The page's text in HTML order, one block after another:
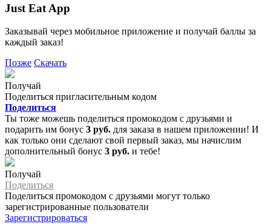
Just Eat App
Заказывай через мобильное приложение и получай баллы за
каждый заказ!
Позже Скачать
Получай
Поделиться пригласительным кодом
Поделиться
Ты тоже можешь поделиться промокодом с друзьями и
подарить им бонус 3 руб. для заказа в нашем приложении! И
как только они сделают свой первый заказ, мы начислим
дополнительный бонус 3 руб. и тебе!
Получай
Поделиться
Поделиться промокодом с друзьями могут только
зарегистрированные пользователи
Зарегистрироваться